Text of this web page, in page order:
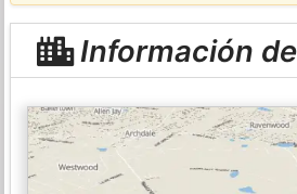
Información